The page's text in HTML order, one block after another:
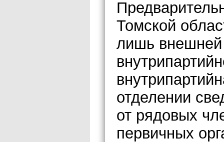
Томской
лишь внешней
отделении
от рядовых
первичных